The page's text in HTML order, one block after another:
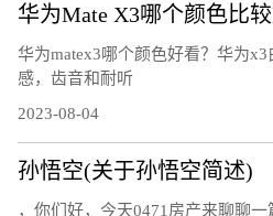
华为Mate X3哪个颜色比
华为matex3哪个颜色好看？华为
感，齿音和耐听
2023-08-04
孙悟空(关于孙悟空简述)
，你们好，今天0471房产来聊聊